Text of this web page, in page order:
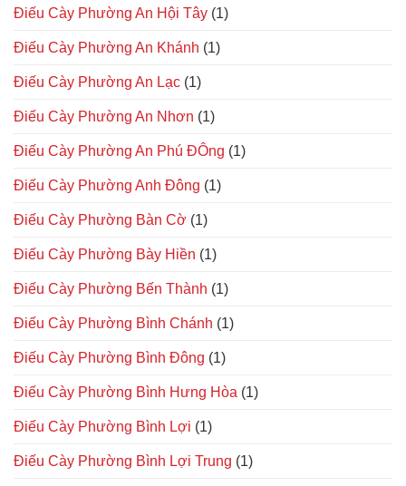
Điếu Cày Phường An Hội Tây (1)
Điếu Cày Phường An Khánh (1)
Điếu Cày Phường An Lạc (1)
Điếu Cày Phường An Nhơn (1)
Điếu Cày Phường An Phú ĐÔng (1)
Điếu Cày Phường Anh Đông (1)
Điếu Cày Phường Bàn Cờ (1)
Điếu Cày Phường Bày Hiền (1)
Điếu Cày Phường Bến Thành (1)
Điếu Cày Phường Bình Chánh (1)
Điếu Cày Phường Bình Đông (1)
Điếu Cày Phường Bình Hưng Hòa (1)
Điếu Cày Phường Bình Lợi (1)
Điếu Cày Phường Bình Lợi Trung (1)